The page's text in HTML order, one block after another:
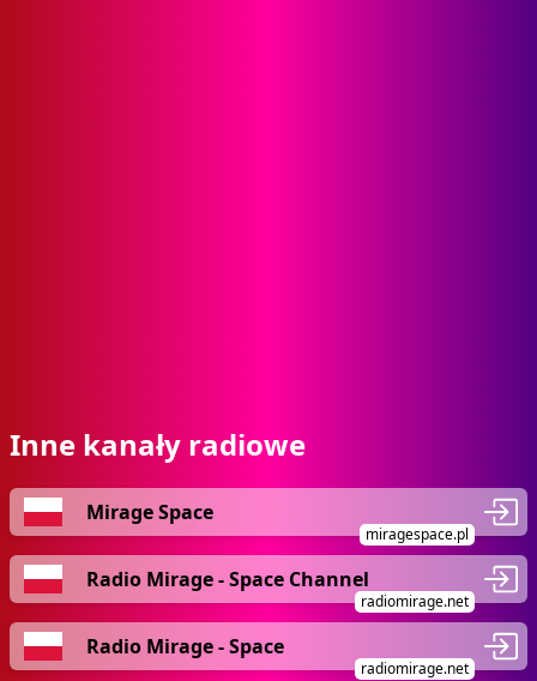
Inne kanały radiowe
Mirage Space
miragespace.pl
Radio Mirage - Space Channel
radiomirage.net
Radio Mirage - Space
radiomirage.net